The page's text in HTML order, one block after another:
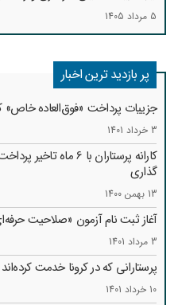
5 مرداد 1405
پر بازدید ترین اخبار
جزییات پرداخت «فوق‌العاده خاص»
3 خرداد 1401
کارانه‌ پرستاران با 6
گذاری
13 بهمن 1400
آغاز ثبت نام آزمون «صلاحیت
3 مرداد 1401
پرستارانی که در کرونا خدمت
10 خرداد 1401